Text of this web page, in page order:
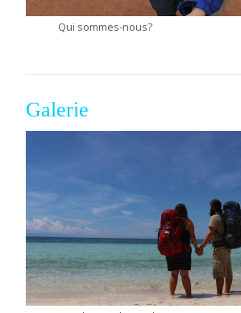
Qui sommes-nous?
Galerie